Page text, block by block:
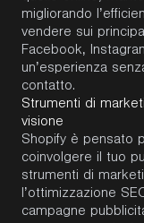
migliorando
vendere sui
Facebook,
un’esperienza
contatto.
Strumenti di
visione
Shopify è pensato
coinvolgere il tuo
strumenti di
l’ottimizzazione
campagne